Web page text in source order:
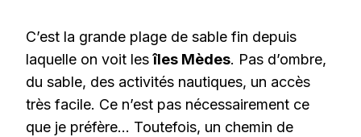
C’est la grande plage de sable fin depuis
laquelle on voit lesîles Mèdes. Pas d’ombre,
du sable, des activités nautiques, un accès
très facile. Ce n’est pas nécessairement ce
que je préfère… Toutefois, un chemin de